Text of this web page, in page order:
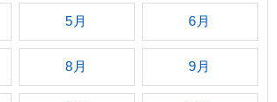
5月 6月
8月 9月